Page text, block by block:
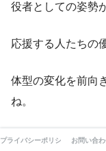
役者としての姿勢
応援する人たちの
体型の変化を前向
ね。
演技への評価とあ
プライバシーポリシー お問い合